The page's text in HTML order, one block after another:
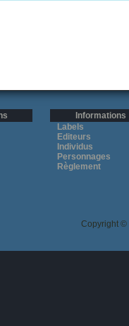
Informations
Labels
Editeurs
Individus
Personnages
Règlement
Copyright ©